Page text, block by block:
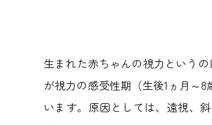
生まれた赤ちゃんの視力という
が視力の感受性期（生後1ヵ月～
います。原因としては、遠視、